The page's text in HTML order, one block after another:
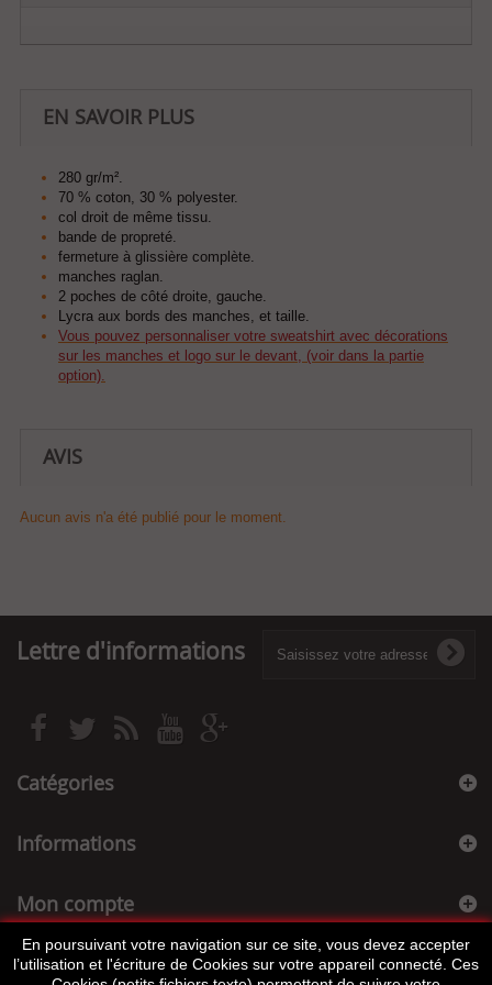
EN SAVOIR PLUS
280 gr/m².
70 % coton, 30 % polyester.
col droit de même tissu.
bande de propreté.
fermeture à glissière complète.
manches raglan.
2 poches de côté droite, gauche.
Lycra aux bords des manches, et taille.
Vous pouvez personnaliser votre sweatshirt avec décorations
sur les manches et logo sur le devant, (voir dans la partie
option).
AVIS
Aucun avis n'a été publié pour le moment.
Lettre d'informations
Catégories
Informations
Mon compte
Informations sur votre boutique
En poursuivant votre navigation sur ce site, vous devez accepter
l’utilisation et l'écriture de Cookies sur votre appareil connecté. Ces